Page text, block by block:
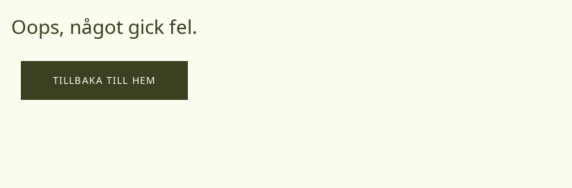
Oops, något gick fel.
TILLBAKA TILL HEM